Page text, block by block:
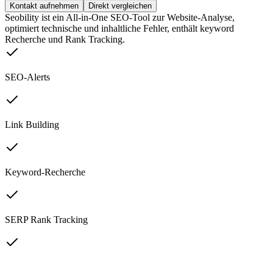
Kontakt aufnehmen Direkt vergleichen
Seobility ist ein All-in-One SEO-Tool zur Website-Analyse,
optimiert technische und inhaltliche Fehler, enthält keyword
Recherche und Rank Tracking.
SEO-Alerts
Link Building
Keyword-Recherche
SERP Rank Tracking